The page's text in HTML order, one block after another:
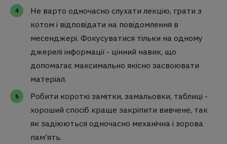
Не варто одночасно слухати лекцію, грати з
котом і відповідати на повідомлення в
месенджері. Фокусуватися тільки на одному
джерелі інформації - цінний навик, що
допомагає максимально якісно засвоювати
матеріал.
Робити короткі замітки, замальовки, таблиці -
хороший спосіб краще закріпити вивчене, так
як задіюються одночасно механічна і зорова
пам'ять.